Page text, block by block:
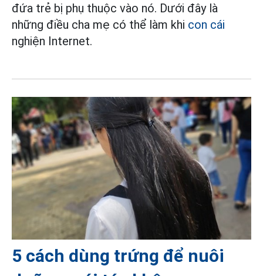
đứa trẻ bị phụ thuộc vào nó. Dưới đây là
những điều cha mẹ có thể làm khi con cái
nghiện Internet.
5 cách dùng trứng để nuôi